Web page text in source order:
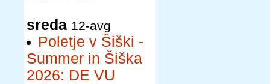
sreda 12-avg
Poletje v Šiški -
Summer in Šiška
2026: DE VU